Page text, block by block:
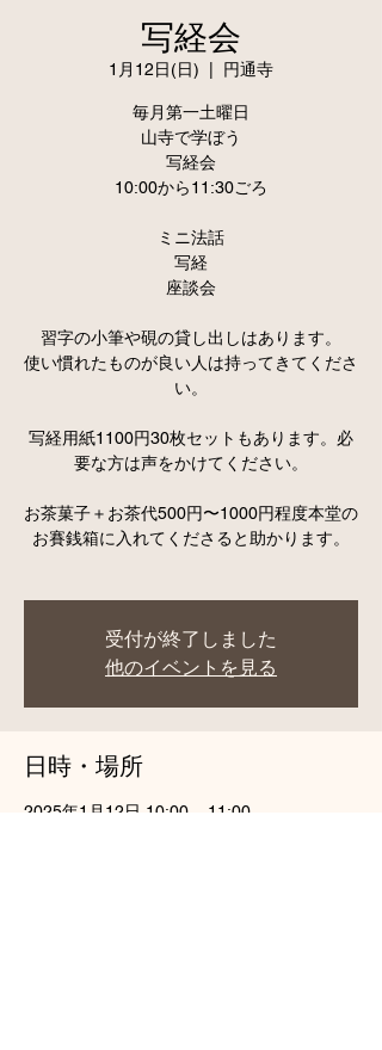
写経会
1月12日(日) 円通寺
毎月第一土曜日
山寺で学ぼう
写経会
10:00から11:30ごろ
ミニ法話
写経
座談会
習字の小筆や硯の貸し出しはあります。
使い慣れたものが良い人は持ってきてくださ
い。
写経用紙1100円30枚セットもあります。必
要な方は声をかけてください。
お茶菓子＋お茶代500円〜1000円程度本堂の
お賽銭箱に入れてくださると助かります。
受付が終了しました
他のイベントを見る
日時・場所
2025年1月12日 10:00 – 11:00